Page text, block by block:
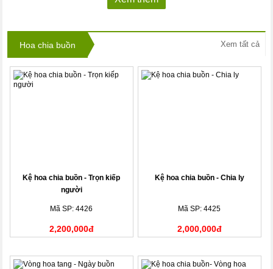
Hoa chia buồn Xem tất cả
Kệ hoa chia buồn - Trọn kiếp
người
Mã SP: 4426
2,200,000đ
Kệ hoa chia buồn - Chia ly
Mã SP: 4425
2,000,000đ